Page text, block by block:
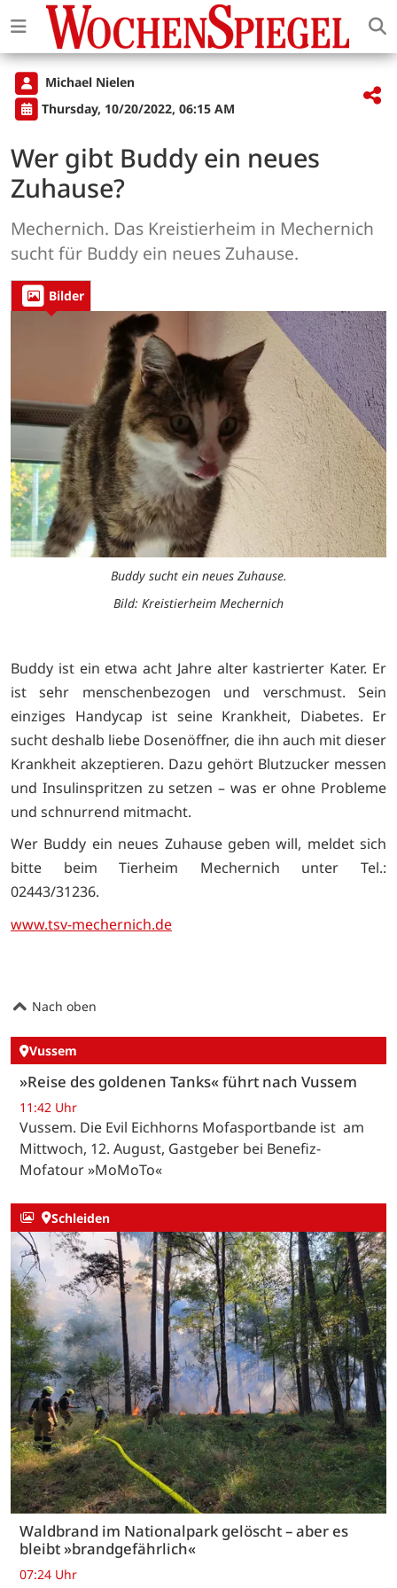
Michael Nielen
Thursday, 10/20/2022, 06:15 AM
Wer gibt Buddy ein neues
Zuhause?
Mechernich. Das Kreistierheim in Mechernich
sucht für Buddy ein neues Zuhause.
Bilder
Buddy sucht ein neues Zuhause.
Bild: Kreistierheim Mechernich
Buddy ist ein etwa acht Jahre alter kastrierter Kater. Er
ist sehr menschenbezogen und verschmust. Sein
einziges Handycap ist seine Krankheit, Diabetes. Er
sucht deshalb liebe Dosenöffner, die ihn auch mit dieser
Krankheit akzeptieren. Dazu gehört Blutzucker messen
und Insulinspritzen zu setzen – was er ohne Probleme
und schnurrend mitmacht.
Wer Buddy ein neues Zuhause geben will, meldet sich
bitte beim Tierheim Mechernich unter Tel.:
02443/31236.
www.tsv-mechernich.de
Nach oben
Vussem
»Reise des goldenen Tanks« führt nach Vussem
11:42 Uhr
Vussem. Die Evil Eichhorns Mofasportbande ist am
Mittwoch, 12. August, Gastgeber bei Benefiz-
Mofatour »MoMoTo«
Schleiden
Waldbrand im Nationalpark gelöscht – aber es
bleibt »brandgefährlich«
07:24 Uhr